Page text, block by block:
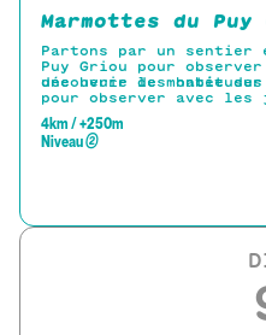
Marmottes du Puy
Partons par un
Puy Griou pour
découvrir les habitudes
une heure de montée
pour observer avec
paysage.
4km / +250m
Niveau②